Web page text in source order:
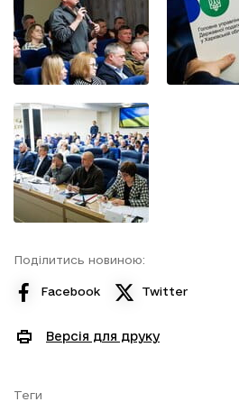
Поділитись новиною:
Facebook Twitter
Версія для друку
Теги